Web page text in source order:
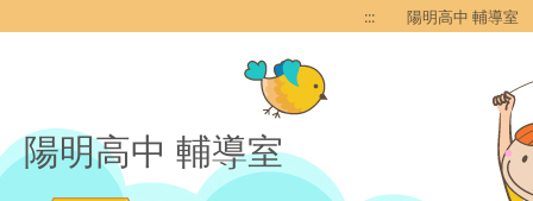
::: 陽明高中 輔導室
陽明高中 輔導室